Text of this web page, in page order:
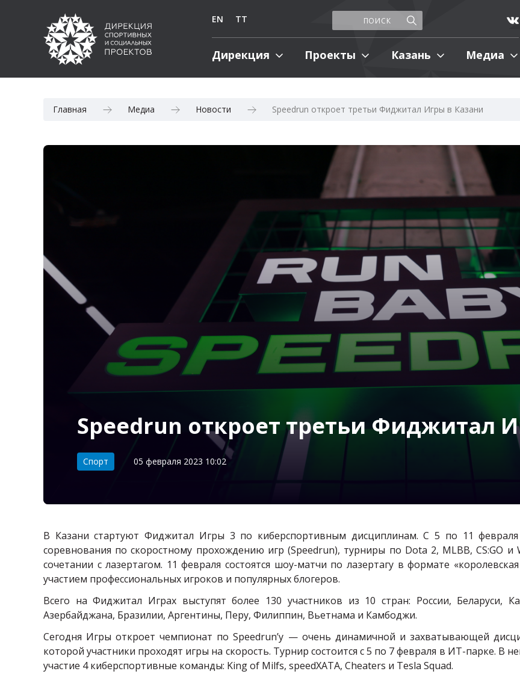
EN TT
Дирекция Проекты Казань Медиа
Главная Медиа Новости Speedrun откроет третьи Фиджитал Игры в Казани
Speedrun откроет третьи Фиджитал
Категория:
Спорт 05 февраля 2023 10:02
В Казани стартуют Фиджитал Игры 3 по киберспортивным дисциплинам. С 5 по 11 февраля
соревнования по скоростному прохождению игр (Speedrun), турниры по Dota 2, MLBB,CS:GO и
сочетании с лазертагом. 11 февраля состоятся шоу-матчи по лазертагу в формате
участием профессиональных игроков и популярных блогеров.
Всего на Фиджитал Играх выступят более 130 участников из 10 стран: России, Беларуси,
Азербайджана, Бразилии, Аргентины, Перу, Филиппин, Вьетнама и Камбоджи.
Сегодня Игры откроет чемпионат поSpeedrun’у — очень динамичной и захватывающей
которой участники проходят игры на скорость. Турнир состоится с 5 по 7 февраля в ИТ-парке. В
участие 4 киберспортивные команды: Kingof Milfs, speedХАТА, Cheaters и Tesla Squad.